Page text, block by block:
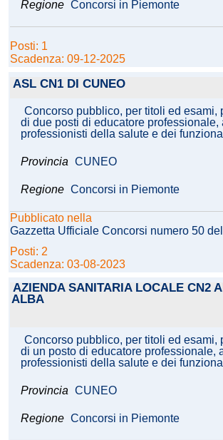
Regione Concorsi in Piemonte
Posti: 1
Scadenza: 09-12-2025
ASL CN1 DI CUNEO
Concorso pubblico, per titoli ed esami,
di due posti di educatore professionale,
professionisti della salute e dei
Provincia CUNEO
Regione Concorsi in Piemonte
Pubblicato nella
Gazzetta Ufficiale Concorsi numero 50
Posti: 2
Scadenza: 03-08-2023
AZIENDA SANITARIA LOCALE CN2
ALBA
Concorso pubblico, per titoli ed esami,
di un posto di educatore professionale,
professionisti della salute e dei
Provincia CUNEO
Regione Concorsi in Piemonte